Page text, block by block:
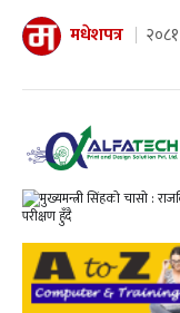
मधेशपत्र